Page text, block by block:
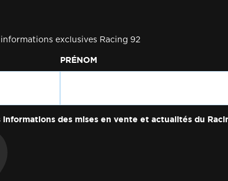
exclusives Racing 92
PRÉNOM
des mises en vente et actualités du